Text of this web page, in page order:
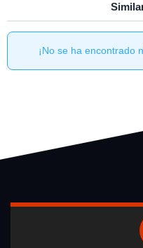
¡No se ha encontrado